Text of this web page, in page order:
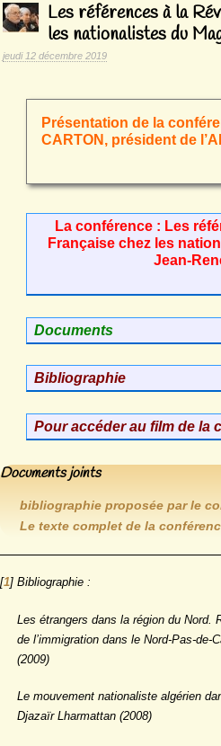
Les références à la
les nationalistes du
jeudi 12 décembre 2019
Présentation de la
CARTON, président de
La conférence : Les
Française chez les
Jean-
Documents
Bibliographie
Pour accéder au film de la
Documents joints
bibliographie proposée par le
Le texte complet de la
[1] Bibliographie :
Les étrangers dans la région du Nord.
de l’immigration dans le Nord-Pas-de-
(2009)
Le mouvement nationaliste algérien
Djazaïr Lharmattan (2008)